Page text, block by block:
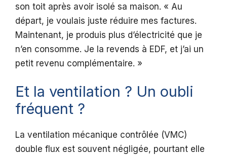
son toit après avoir isolé sa maison. « Au
départ, je voulais juste réduire mes factures.
Maintenant, je produis plus d’électricité que je
n’en consomme. Je la revends à EDF, et j’ai un
petit revenu complémentaire. »
Et la ventilation ? Un oubli
fréquent ?
La ventilation mécanique contrôlée (VMC)
double flux est souvent négligée, pourtant elle